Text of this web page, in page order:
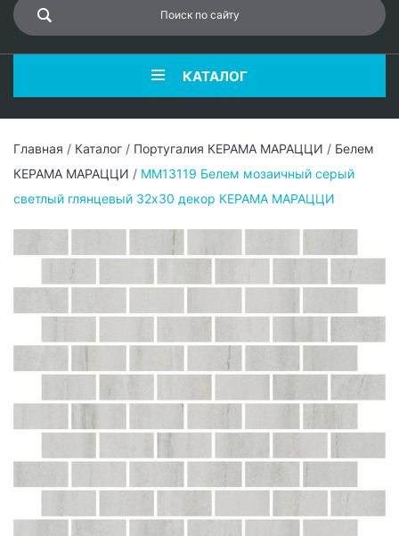
КАТАЛОГ
Главная / Каталог / Португалия КЕРАМА МАРАЦЦИ / Белем
КЕРАМА МАРАЦЦИ / MM13119 Белем мозаичный серый
светлый глянцевый 32х30 декор КЕРАМА МАРАЦЦИ